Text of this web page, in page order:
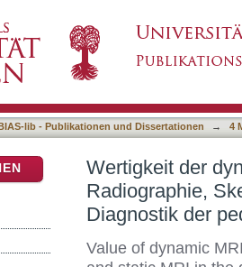
und statischen MRT in
lib - Publikationen und Dissertationen → 4
Wertigkeit der
Radiographie,
Diagnostik der
Value of dynamic